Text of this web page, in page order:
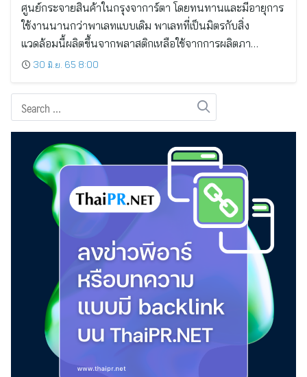
ศูนย์กระจายสินค้าในกรุงจาการ์ตา โดยทนทานและมีอายุการ
ใช้งานนานกว่าพาเลทแบบเดิม พาเลทที่เป็นมิตรกับสิ่ง
แวดล้อมนี้ผลิตขึ้นจากพลาสติกเหลือใช้จากการผลิตภา…
30 มิ.ย. 65 8:00